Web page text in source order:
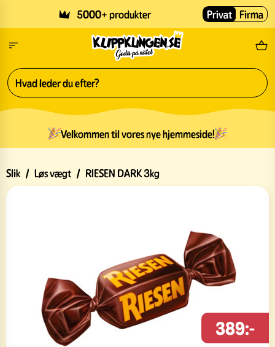
5000+ produkter Privat Firma
Velkommen til vores nye hjemmeside!
Slik / Løs vægt / RIESEN DARK 3kg
389:-